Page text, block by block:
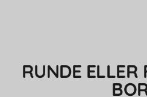
RUNDE ELLER